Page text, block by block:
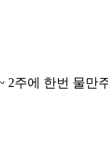
주에 한번 물